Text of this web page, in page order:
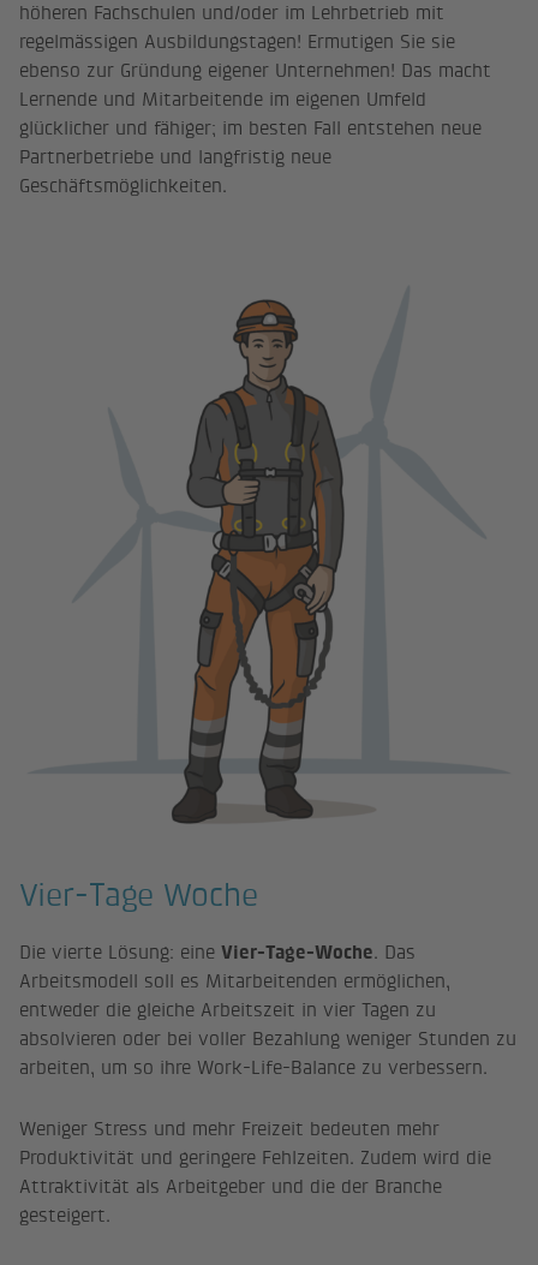
höheren Fachschulen und/oder im Lehrbetrieb mit
regelmässigen Ausbildungstagen! Ermutigen Sie sie
ebenso zur Gründung eigener Unternehmen! Das macht
Lernende und Mitarbeitende im eigenen Umfeld
glücklicher und fähiger; im besten Fall entstehen neue
Partnerbetriebe und langfristig neue
Geschäftsmöglichkeiten.
Vier-Tage Woche
Die vierte Lösung: eineVier-Tage-Woche. Das
Arbeitsmodell soll es Mitarbeitenden ermöglichen,
entweder die gleiche Arbeitszeit in vier Tagen zu
absolvieren oder bei voller Bezahlung weniger Stunden zu
arbeiten, um so ihre Work-Life-Balance zu verbessern.
Weniger Stress und mehr Freizeit bedeuten mehr
Produktivität und geringere Fehlzeiten. Zudem wird die
Attraktivität als Arbeitgeber und die der Branche
gesteigert.